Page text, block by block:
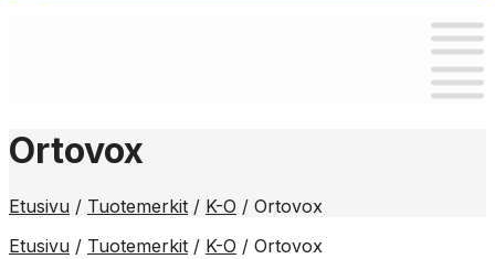
Ortovox
Etusivu / Tuotemerkit / K-O / Ortovox
Etusivu / Tuotemerkit / K-O / Ortovox